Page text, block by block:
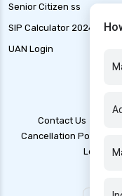
health insurance
health
health
Senior Citizen ss
SIP Calculator 2024
UAN Login
Contact Us
Cancellation Policy
Legal